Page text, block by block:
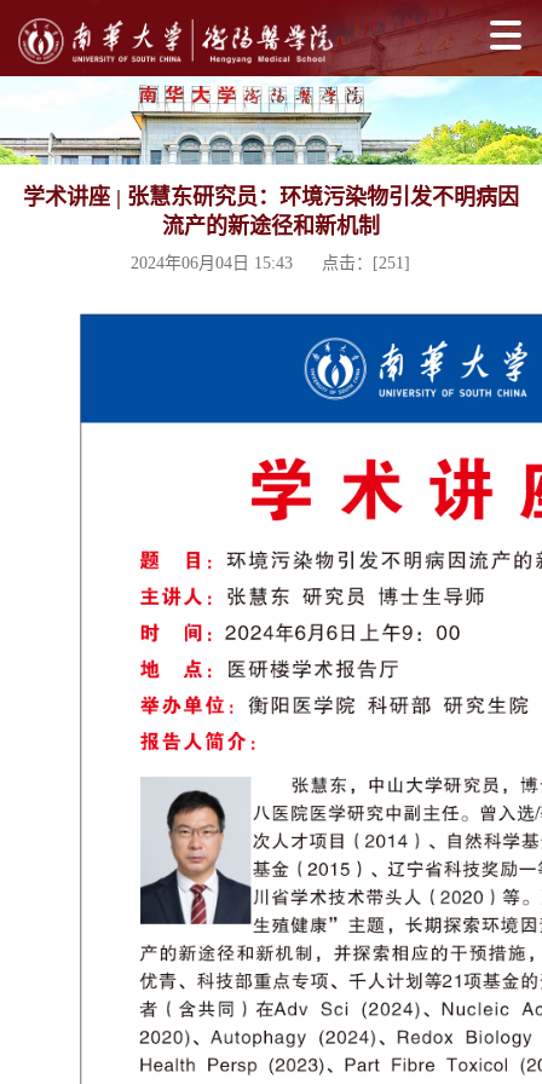
学术讲座 | 张慧东研究员：环境污染物引发不明病因
流产的新途径和新机制
2024年06月04日 15:43 点击：[251]